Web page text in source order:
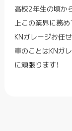
高校2年生の頃か
上この業界に務
KNガレージお任
車のことはKNガ
に頑張ります！